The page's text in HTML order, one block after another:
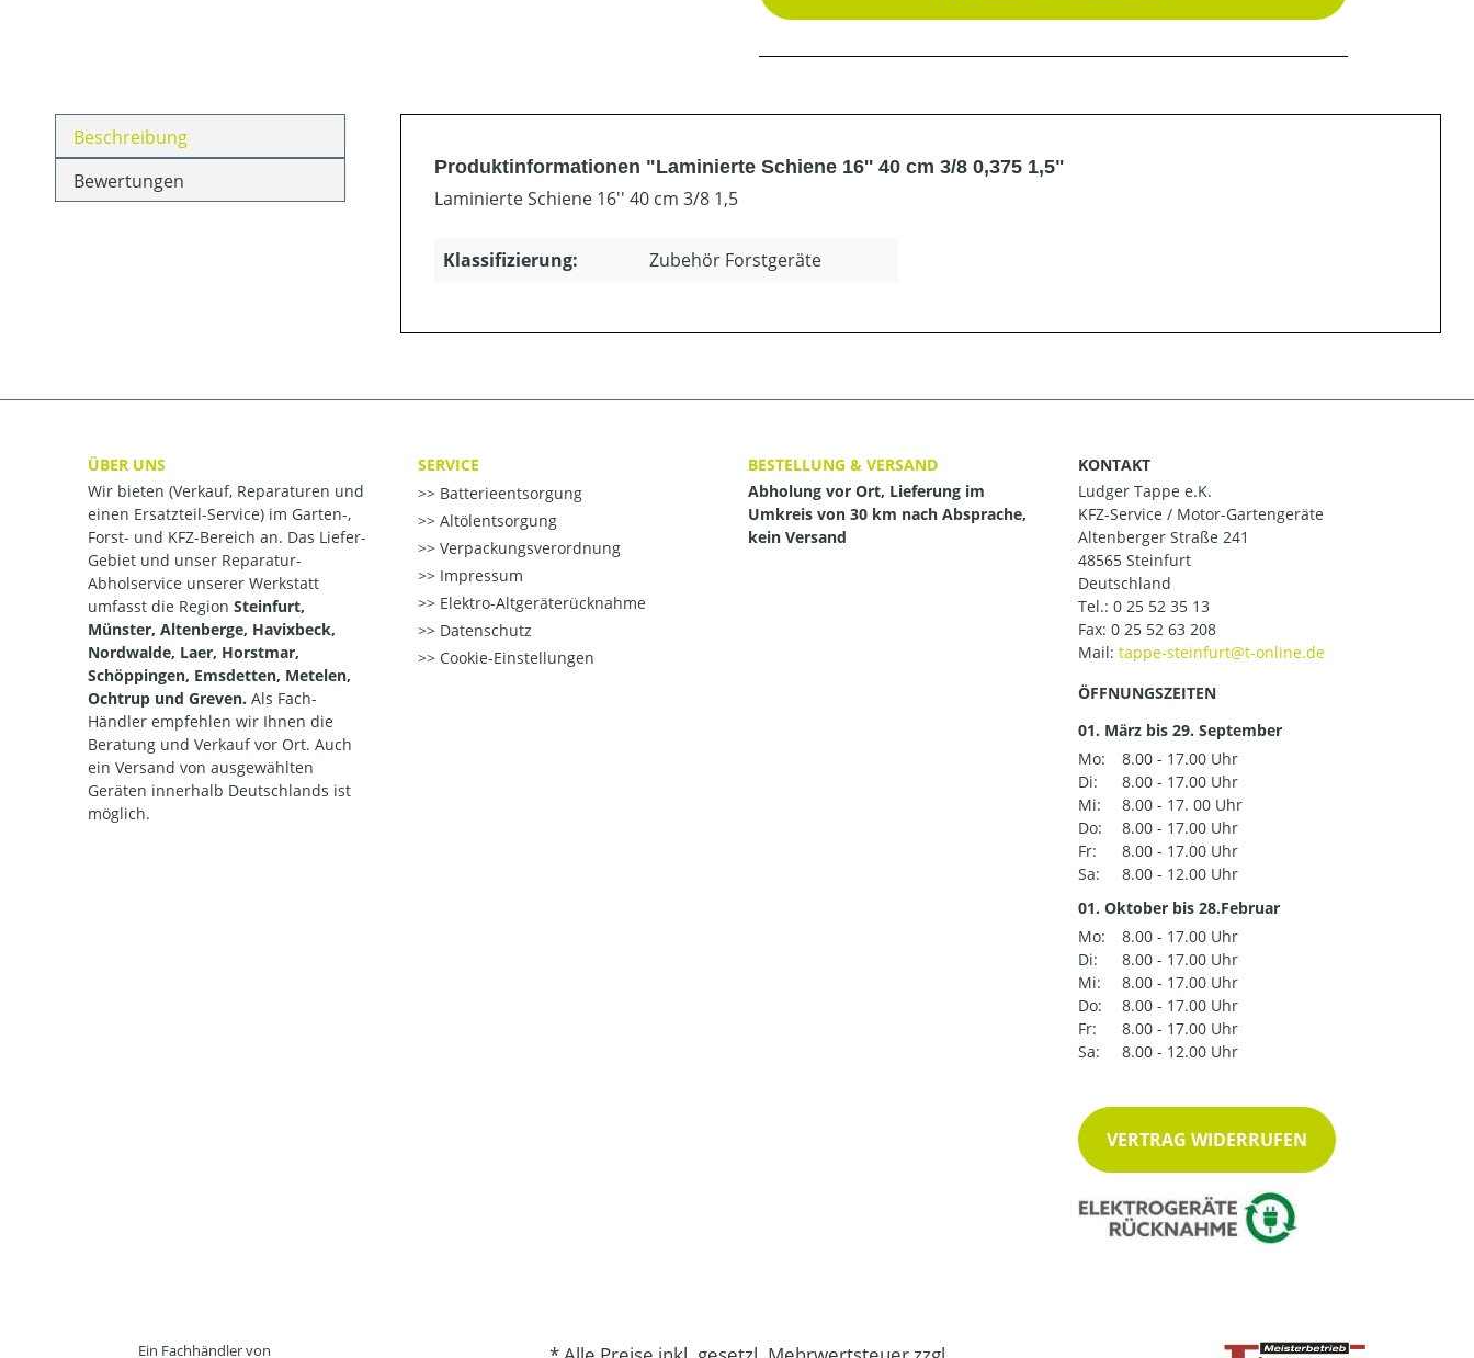
Beschreibung
Bewertungen
Produktinformationen "Laminierte Schiene 16'' 40 cm 3/8 0,375 1,5"
Laminierte Schiene 16'' 40 cm 3/8 1,5
Klassifizierung: Zubehör Forstgeräte
ÜBER UNS
Wir bieten (Verkauf, Reparaturen und
einen Ersatzteil-Service) im Garten-,
Forst- und KFZ-Bereich an. Das Liefer-
Gebiet und unser Reparatur-
Abholservice unserer Werkstatt
umfasst die Region Steinfurt,
Münster, Altenberge, Havixbeck,
Nordwalde, Laer, Horstmar,
Schöppingen, Emsdetten, Metelen,
Ochtrup und Greven. Als Fach-
Händler empfehlen wir Ihnen die
Beratung und Verkauf vor Ort. Auch
ein Versand von ausgewählten
Geräten innerhalb Deutschlands ist
möglich.
SERVICE
Batterieentsorgung
Altölentsorgung
Verpackungsverordnung
Impressum
Elektro-Altgeräterücknahme
Datenschutz
Cookie-Einstellungen
BESTELLUNG & VERSAND
Abholung vor Ort, Lieferung im
Umkreis von 30 km nach Absprache,
kein Versand
KONTAKT
Ludger Tappe e.K.
KFZ-Service / Motor-Gartengeräte
Altenberger Straße 241
48565 Steinfurt
Deutschland
Tel.: 0 25 52 35 13
Fax: 0 25 52 63 208
Mail:
ÖFFNUNGSZEITEN
01. März bis 29. September
Mo:
8.00 - 17.00 Uhr
Di:
8.00 - 17.00 Uhr
Mi:
8.00 - 17. 00 Uhr
Do:
8.00 - 17.00 Uhr
Fr:
8.00 - 17.00 Uhr
Sa:
8.00 - 12.00 Uhr
01. Oktober bis 28.Februar
Mo:
8.00 - 17.00 Uhr
Di:
8.00 - 17.00 Uhr
Mi:
8.00 - 17.00 Uhr
Do:
8.00 - 17.00 Uhr
Fr:
8.00 - 17.00 Uhr
Sa:
8.00 - 12.00 Uhr
VERTRAG WIDERRUFEN
Ein Fachhändler von